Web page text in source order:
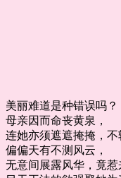
美丽难道是种错误吗？
母亲因而命丧黄泉，
连她亦须遮遮掩掩，不
偏偏天有不测风云，
无意间展露风华，竟惹